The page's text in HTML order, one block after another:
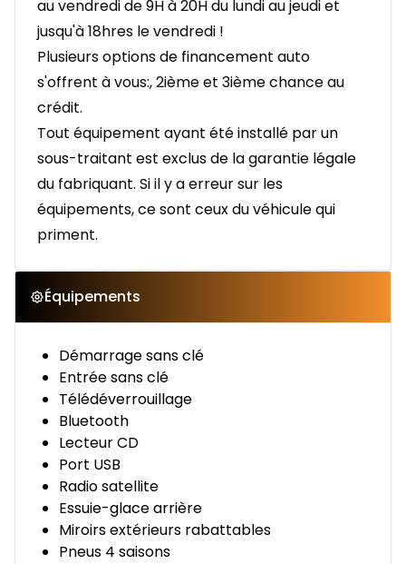
au vendredi de 9H à 20H du lundi au jeudi et
jusqu'à 18hres le vendredi !
Plusieurs options de financement auto
s'offrent à vous:, 2ième et 3ième chance au
crédit.
Tout équipement ayant été installé par un
sous-traitant est exclus de la garantie légale
du fabriquant. Si il y a erreur sur les
équipements, ce sont ceux du véhicule qui
priment.
Équipements
Démarrage sans clé
Entrée sans clé
Télédéverrouillage
Bluetooth
Lecteur CD
Port USB
Radio satellite
Essuie-glace arrière
Miroirs extérieurs rabattables
Pneus 4 saisons